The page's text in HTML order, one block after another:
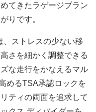
てきたラゲージブラン
りです。
、ストレスの少ない移
さを細かく調整できる
な走行をかなえるマル
めるTSA承認ロックを
ティの両面を追求して